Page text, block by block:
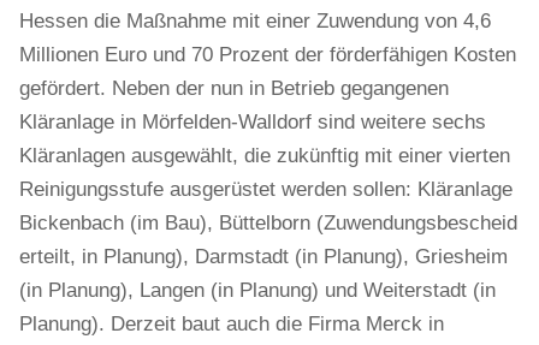
Hessen die Maßnahme mit einer Zuwendung von 4,6
Millionen Euro und 70 Prozent der förderfähigen Kosten
gefördert. Neben der nun in Betrieb gegangenen
Kläranlage in Mörfelden-Walldorf sind weitere sechs
Kläranlagen ausgewählt, die zukünftig mit einer vierten
Reinigungsstufe ausgerüstet werden sollen: Kläranlage
Bickenbach (im Bau), Büttelborn (Zuwendungsbescheid
erteilt, in Planung), Darmstadt (in Planung), Griesheim
(in Planung), Langen (in Planung) und Weiterstadt (in
Planung). Derzeit baut auch die Firma Merck in